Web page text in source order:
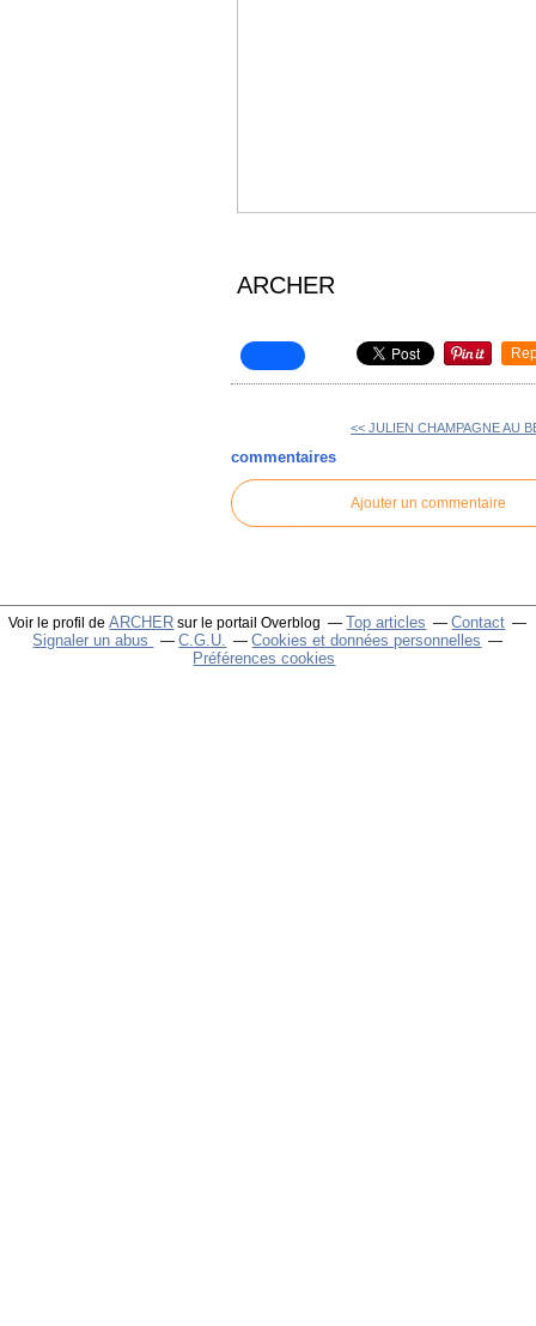
ARCHER
<< JULIEN CHAMPAGNE AU
commentaires
Ajouter un commentaire
Voir le profil deARCHER sur le portail Overblog Top articles
Contact
Signaler un abus
C.G.U.
Cookies et données personnelles
Préférences cookies